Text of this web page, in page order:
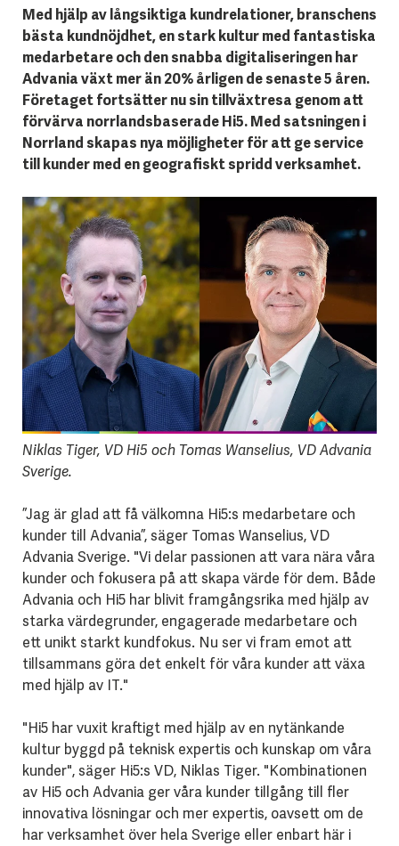
Med hjälp av långsiktiga kundrelationer, branschens
bästa kundnöjdhet, en stark kultur med fantastiska
medarbetare och den snabba digitaliseringen har
Advania växt mer än 20% årligen de senaste 5 åren.
Företaget fortsätter nu sin tillväxtresa genom att
förvärva norrlandsbaserade Hi5. Med satsningen i
Norrland skapas nya möjligheter för att ge service
till kunder med en geografiskt spridd verksamhet.
Niklas Tiger, VD Hi5 och Tomas Wanselius, VD Advania
Sverige.
”Jag är glad att få välkomna Hi5:s medarbetare och
kunder till Advania”, säger Tomas Wanselius, VD
Advania Sverige. "Vi delar passionen att vara nära våra
kunder och fokusera på att skapa värde för dem. Både
Advania och Hi5 har blivit framgångsrika med hjälp av
starka värdegrunder, engagerade medarbetare och
ett unikt starkt kundfokus. Nu ser vi fram emot att
tillsammans göra det enkelt för våra kunder att växa
med hjälp av IT."
"Hi5 har vuxit kraftigt med hjälp av en nytänkande
kultur byggd på teknisk expertis och kunskap om våra
kunder", säger Hi5:s VD, Niklas Tiger. "Kombinationen
av Hi5 och Advania ger våra kunder tillgång till fler
innovativa lösningar och mer expertis, oavsett om de
har verksamhet över hela Sverige eller enbart här i